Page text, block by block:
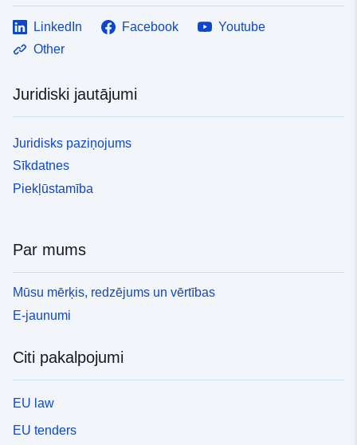
LinkedIn Facebook
Youtube
Other
Juridiski jautājumi
Juridisks paziņojums
Sīkdatnes
Piekļūstamība
Par mums
Mūsu mērķis, redzējums un vērtības
E-jaunumi
Citi pakalpojumi
EU law
EU tenders